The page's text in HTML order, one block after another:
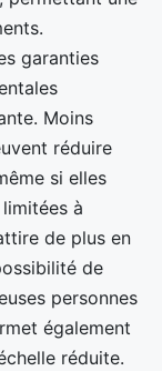
garanties
Moins
réduire
si elles
à
de plus en
de
personnes
également
réduite.